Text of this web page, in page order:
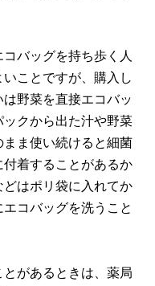
バッグを持ち歩く人
ことですが、購入し
野菜を直接エコバッ
クから出た汁や野菜
ま使い続けると細菌
着することがあるか
はポリ袋に入れてか
コバッグを洗うこと
があるときは、薬局